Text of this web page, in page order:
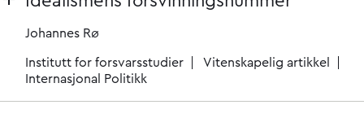
Johannes Rø
Institutt for forsvarsstudier
Vitenskapelig artikkel
Internasjonal Politikk